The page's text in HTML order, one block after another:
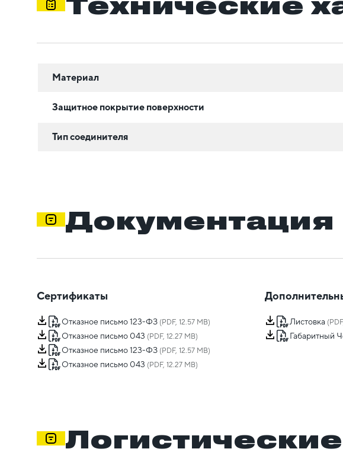
Материал
Защитное покрытие поверхности
Тип соединителя
Документация
Сертификаты
Отказное письмо 123-ФЗ (PDF, 12.57 MB)
Отказное письмо 043 (PDF, 12.27 MB)
Отказное письмо 123-ФЗ (PDF, 12.57 MB)
Отказное письмо 043 (PDF, 12.27 MB)
Листовка
Габаритный